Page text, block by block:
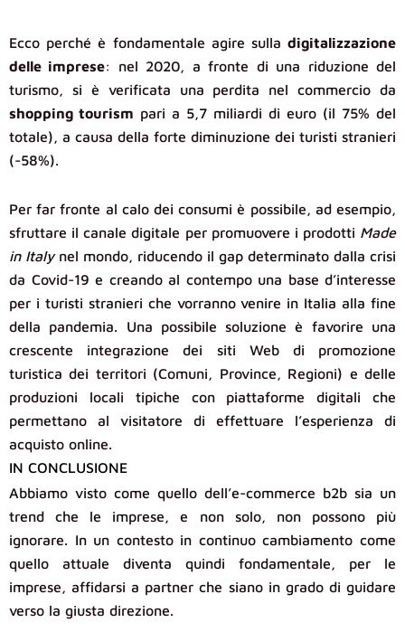
Ecco perché è fondamentale agire sulla digitalizzazione
delle imprese: nel 2020, a fronte di una riduzione del
turismo, si è verificata una perdita nel commercio da
shopping tourism pari a 5,7 miliardi di euro (il 75% del
totale), a causa della forte diminuzione dei turisti stranieri
(-58%).
Per far fronte al calo dei consumi è possibile, ad esempio,
sfruttare il canale digitale per promuovere i prodotti Made
in Italynel mondo, riducendo il gap determinato dalla crisi
da Covid-19 e creando al contempo una base d’interesse
per i turisti stranieri che vorranno venire in Italia alla fine
della pandemia. Una possibile soluzione è favorire una
crescente integrazione dei siti Web di promozione
turistica dei territori (Comuni, Province, Regioni) e delle
produzioni locali tipiche con piattaforme digitali che
permettano al visitatore di effettuare l’esperienza di
acquisto online.
IN CONCLUSIONE
Abbiamo visto come quello dell’e-commerce b2b sia un
trend che le imprese, e non solo, non possono più
ignorare. In un contesto in continuo cambiamento come
quello attuale diventa quindi fondamentale, per le
imprese, affidarsi a partner che siano in grado di guidare
verso la giusta direzione.